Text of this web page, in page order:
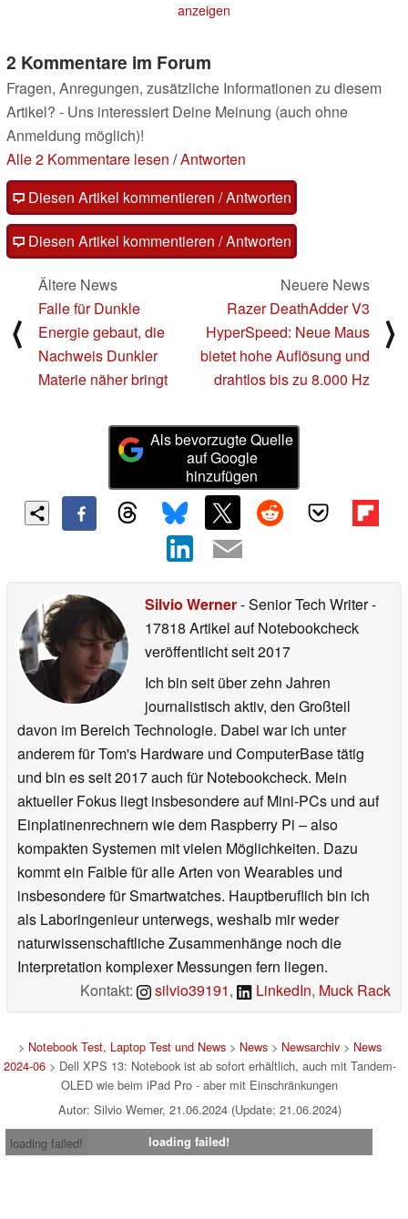
anzeigen
2 Kommentare im Forum
Fragen, Anregungen, zusätzliche Informationen zu diesem
Artikel? - Uns interessiert Deine Meinung (auch ohne
Anmeldung möglich)!
Alle 2 Kommentare lesen /Antworten
Diesen Artikel kommentieren / Antworten
Diesen Artikel kommentieren / Antworten
⟨
Ältere News
Falle für Dunkle
Energie gebaut, die
Nachweis Dunkler
Materie näher bringt
Neuere News
Razer DeathAdder V3
HyperSpeed: Neue Maus
bietet hohe Auflösung und
drahtlos bis zu 8.000 Hz
⟩
Als bevorzugte Quelle
auf Google
hinzufügen
Silvio Werner- Senior Tech Writer-
17818 Artikel auf Notebookcheck
veröffentlichtseit 2017
Ich bin seit über zehn Jahren
journalistisch aktiv, den Großteil
davon im Bereich Technologie. Dabei war ich unter
anderem für Tom's Hardware und ComputerBase tätig
und bin es seit 2017 auch für Notebookcheck. Mein
aktueller Fokus liegt insbesondere auf Mini-PCs und auf
Einplatinenrechnern wie dem Raspberry Pi – also
kompakten Systemen mit vielen Möglichkeiten. Dazu
kommt ein Faible für alle Arten von Wearables und
insbesondere für Smartwatches. Hauptberuflich bin ich
als Laboringenieur unterwegs, weshalb mir weder
naturwissenschaftliche Zusammenhänge noch die
Interpretation komplexer Messungen fern liegen.
Kontakt:
silvio39191, LinkedIn, Muck Rack
> Notebook Test, Laptop Test und News> News> Newsarchiv> News
2024-06> Dell XPS 13: Notebook ist ab sofort erhältlich, auch mit Tandem-
OLED wie beim iPad Pro - aber mit Einschränkungen
Autor: Silvio Werner, 21.06.2024 (Update: 21.06.2024)
loading failed!
loading failed!